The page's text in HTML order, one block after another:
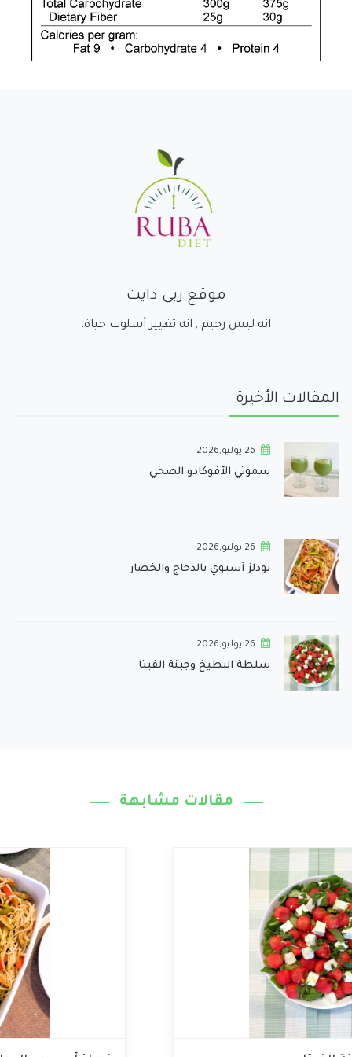
موقع ربى دايت
انه ليس رجيم , انه تغيير أسلوب حياة.
المقالات الأخيرة
26 يوليو,2026
سموثي الأفوكادو الصحي
26 يوليو,2026
نودلز آسيوي بالدجاج والخضار
26 يوليو,2026
سلطة البطيخ وجبنة الفيتا
مقالات مشابهة